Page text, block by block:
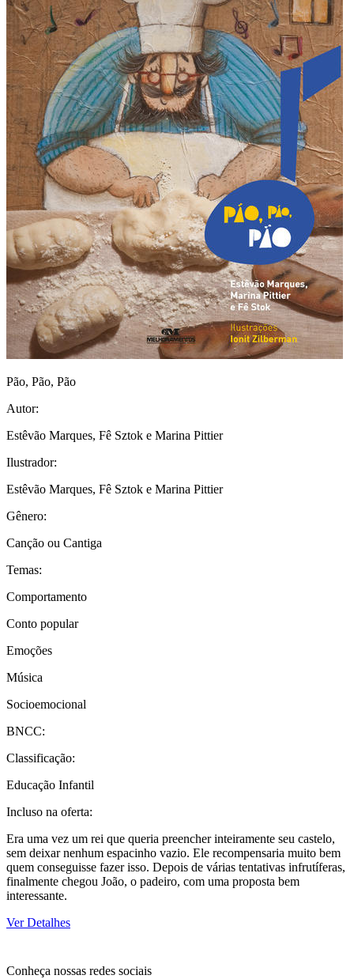
Pão, Pão, Pão
Autor:
Estêvão Marques, Fê Sztok e Marina Pittier
Ilustrador:
Estêvão Marques, Fê Sztok e Marina Pittier
Gênero:
Canção ou Cantiga
Temas:
Comportamento
Conto popular
Emoções
Música
Socioemocional
BNCC:
Classificação:
Educação Infantil
Incluso na oferta:
Era uma vez um rei que queria preencher inteiramente seu castelo,
sem deixar nenhum espacinho vazio. Ele recompensaria muito bem
quem conseguisse fazer isso. Depois de várias tentativas infrutíferas,
finalmente chegou João, o padeiro, com uma proposta bem
interessante.
Ver Detalhes
Conheça nossas redes sociais